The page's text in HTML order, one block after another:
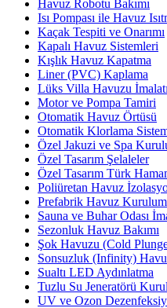
Havuz Robotu Bakımı
Isı Pompası ile Havuz
Kaçak Tespiti ve Onarımı
Kapalı Havuz Sistemleri
Kışlık Havuz Kapatma
Liner (PVC) Kaplama
Lüks Villa Havuzu İmalatı
Motor ve Pompa Tamiri
Otomatik Havuz Örtüsü
Otomatik Klorlama
Özel Jakuzi ve Spa
Özel Tasarım Şelaleler
Özel Tasarım Türk
Poliüretan Havuz
Prefabrik Havuz
Sauna ve Buhar Odası
Sezonluk Havuz Bakımı
Şok Havuzu (Cold
Sonsuzluk (Infinity)
Sualtı LED Aydınlatma
Tuzlu Su Jeneratörü
UV ve Ozon